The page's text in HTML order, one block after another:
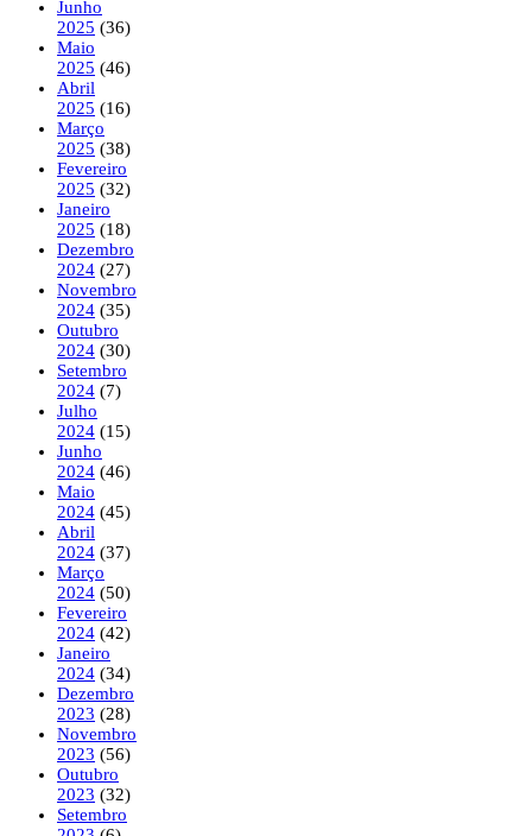
Junho
2025 (36)
Maio
2025 (46)
Abril
2025 (16)
Março
2025 (38)
Fevereiro
2025 (32)
Janeiro
2025 (18)
Dezembro
2024 (27)
Novembro
2024 (35)
Outubro
2024 (30)
Setembro
2024 (7)
Julho
2024 (15)
Junho
2024 (46)
Maio
2024 (45)
Abril
2024 (37)
Março
2024 (50)
Fevereiro
2024 (42)
Janeiro
2024 (34)
Dezembro
2023 (28)
Novembro
2023 (56)
Outubro
2023 (32)
Setembro